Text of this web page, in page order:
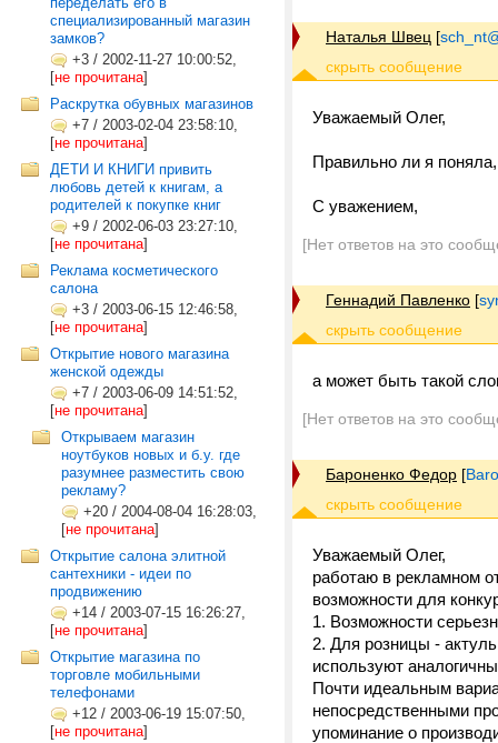
специализированный магазин
замков?
+3 / 2002-11-27 10:00:52,
[не прочитана]
Раскрутка обувных магазинов
+7 / 2003-02-04 23:58:10,
[не прочитана]
ДЕТИ И КНИГИ привить
любовь детей к книгам, а
родителей к покупке книг
+9 / 2002-06-03 23:27:10,
[не прочитана]
Реклама косметического
салона
+3 / 2003-06-15 12:46:58,
[не прочитана]
Открытие нового магазина
женской одежды
+7 / 2003-06-09 14:51:52,
[не прочитана]
Открываем магазин
ноутбуков новых и б.у. где
разумнее разместить свою
рекламу?
+20 / 2004-08-04 16:28:03,
[не прочитана]
Открытие салона элитной
сантехники - идеи по
продвижению
+14 / 2003-07-15 16:26:27,
[не прочитана]
Открытие магазина по
торговле мобильными
телефонами
+12 / 2003-06-19 15:07:50,
[не прочитана]
Наталья Швец [
Уважаемый Олег,
Правильно ли я
С уважением,
[Нет ответов на это
Геннадий Павленко [
а может быть такой
[Нет ответов на это
Бароненко Федор [
Уважаемый Олег,
работаю в рекламном
возможности для
1. Возможности
2. Для розницы -
используют
Почти идеальным
непосредственными
упоминание о